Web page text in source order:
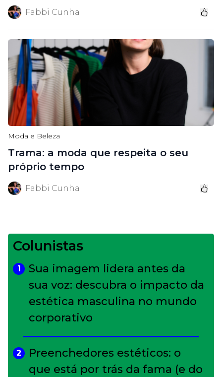
Fabbi Cunha
Moda e Beleza
Trama: a moda que respeita o seu
próprio tempo
Fabbi Cunha
Colunistas
1
Sua imagem lidera antes da
sua voz: descubra o impacto da
estética masculina no mundo
corporativo
2
Preenchedores estéticos: o
que está por trás da fama (e do